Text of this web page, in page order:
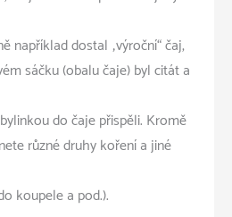
například dostal „výroční“ čaj,
sáčku (obalu čaje) byl citát a
do čaje přispěli. Kromě
různé druhy koření a jiné
koupele a pod.).